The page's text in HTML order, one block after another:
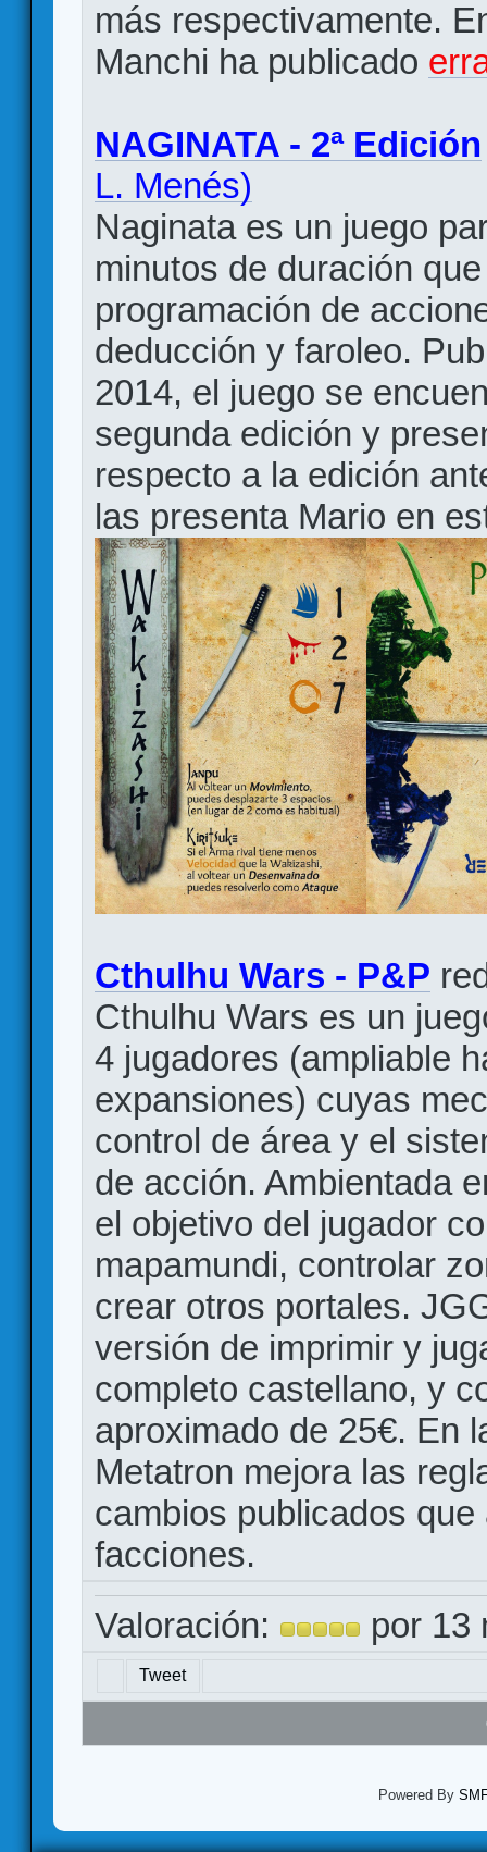
más respectivamente.
Manchi ha publicado
NAGINATA - 2ª Edición
L. Menés)
Naginata es un juego
minutos de duración
programación de
deducción y faroleo.
2014, el juego se
segunda edición y
respecto a la edición
las presenta Mario en
Cthulhu Wars - P&P
Cthulhu Wars es un
4 jugadores (ampliable
expansiones) cuyas
control de área y el
de acción. Ambientada
el objetivo del jugador
mapamundi, controlar
crear otros portales.
versión de imprimir y
completo castellano, y
aproximado de 25€. En
Metatron mejora las
cambios publicados
facciones.
Valoración:
por 13
Tweet
Powered By